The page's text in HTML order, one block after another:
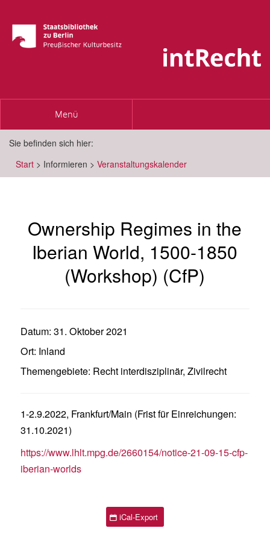
Toggle
Menü
Sie befinden sich hier:
Start > Informieren > Veranstaltungskalender
Ownership Regimes in the
Iberian World, 1500-1850
(Workshop) (CfP)
Datum: 31. Oktober 2021
Ort: Inland
Themengebiete: Recht interdisziplinär, Zivilrecht
1-2.9.2022, Frankfurt/Main (Frist für Einreichungen:
31.10.2021)
https://www.lhlt.mpg.de/2660154/notice-21-09-15-cfp-
iberian-worlds
iCal-Export